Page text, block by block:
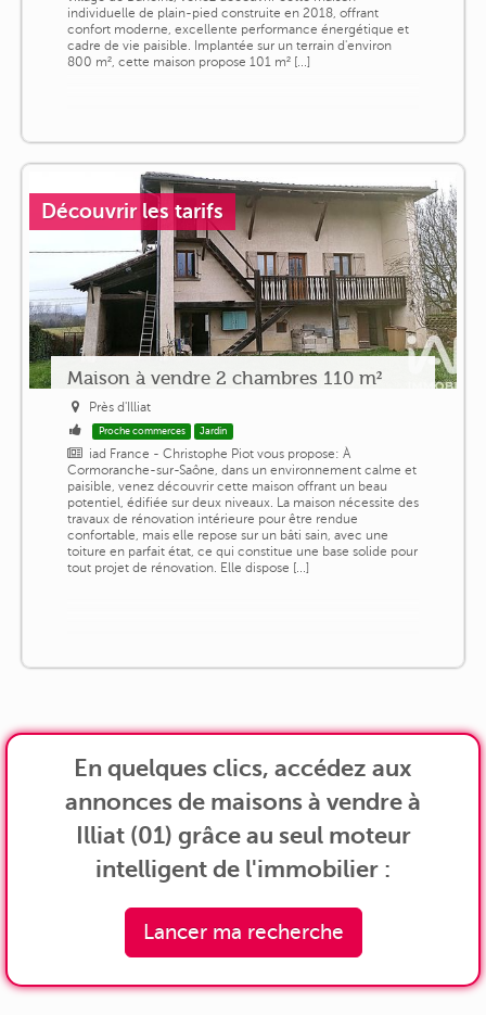
individuelle de plain-pied construite en 2018, offrant
confort moderne, excellente performance énergétique et
cadre de vie paisible. Implantée sur un terrain d'environ
800 m², cette maison propose 101 m² [...]
Découvrir les tarifs
Maison à vendre 2 chambres 110 m²
Près d'Illiat
Proche commerces Jardin
iad France - Christophe Piot vous propose: À
Cormoranche-sur-Saône, dans un environnement calme et
paisible, venez découvrir cette maison offrant un beau
potentiel, édifiée sur deux niveaux. La maison nécessite des
travaux de rénovation intérieure pour être rendue
confortable, mais elle repose sur un bâti sain, avec une
toiture en parfait état, ce qui constitue une base solide pour
tout projet de rénovation. Elle dispose [...]
En quelques clics, accédez aux
annonces de maisons à vendre à
Illiat (01) grâce au seul moteur
intelligent de l'immobilier :
Lancer ma recherche